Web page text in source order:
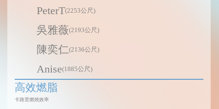
PeterT(2253公尺)
吳雅薇(2193公尺)
陳奕仁(2136公尺)
Anise(1885公尺)
高效燃脂
卡路里燃燒效率